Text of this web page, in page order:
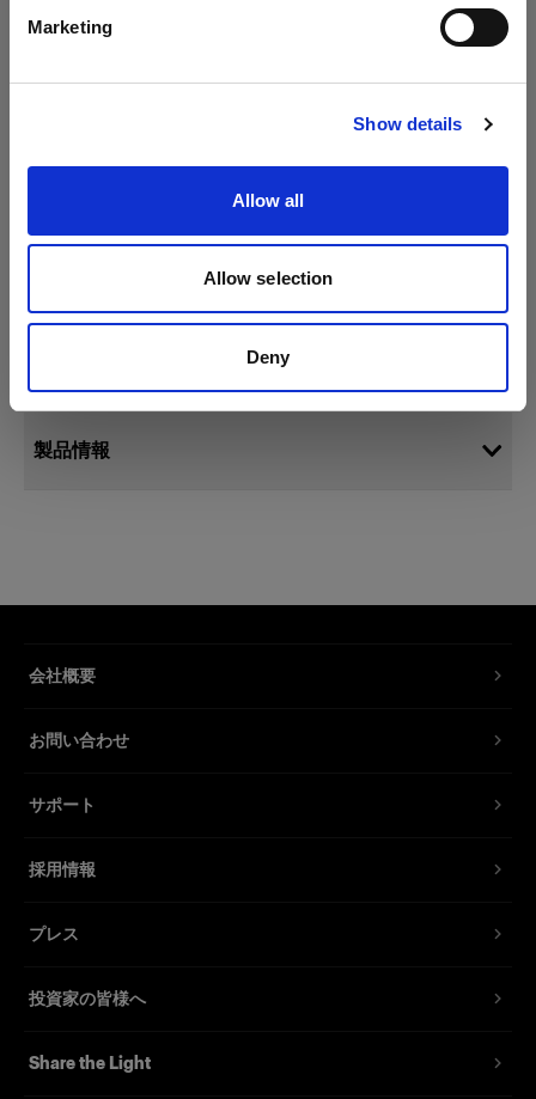
Marketing
Show details
Allow all
Allow selection
Deny
サイトにアクセス
製品情報
テン Air用フロストグラスカバー
製品番号
Proデイライト200/400/800 AirおよびProタング
ステン Air用フロストグラスカバー。フロスト加
のProfotoのライトシェーピングツールによく合い
特長
会社概要
お問い合わせ
サポート
採用情報
プレス
投資家の皆様へ
Share the Light